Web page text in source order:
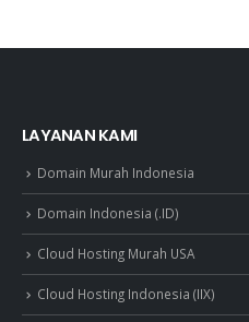
LAYANAN KAMI
Domain Murah Indonesia
Domain Indonesia (.ID)
Cloud Hosting Murah USA
Cloud Hosting Indonesia (IIX)